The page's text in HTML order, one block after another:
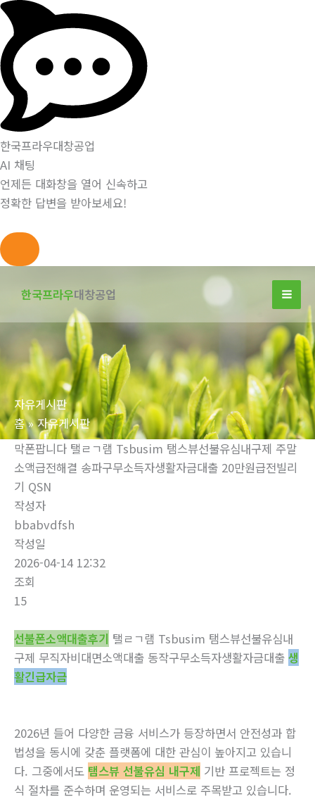
한국프라우대창공업
AI 채팅
언제든 대화창을 열어 신속하고
정확한 답변을 받아보세요!
너
뛰
기
한국프라우대창공업
자유게시판
홈
자유게시판
막폰팝니다 탤ㄹㄱ램 Tsbusim 탬스뷰선불유심내구제 주말
소액급전해결 송파구무소득자생활자금대출 20만원급전빌리
기 QSN
작성자
bbabvdfsh
작성일
2026-04-14 12:32
조회
15
선불폰소액대출후기 탤ㄹㄱ램 Tsbusim 탬스뷰선불유심내
구제 무직자비대면소액대출 동작구무소득자생활자금대출 생
활긴급자금
2026년 들어 다양한 금융 서비스가 등장하면서 안전성과 합
법성을 동시에 갖춘 플랫폼에 대한 관심이 높아지고 있습니
다. 그중에서도 탬스뷰 선불유심 내구제 기반 프로젝트는 정
식 절차를 준수하며 운영되는 서비스로 주목받고 있습니다.